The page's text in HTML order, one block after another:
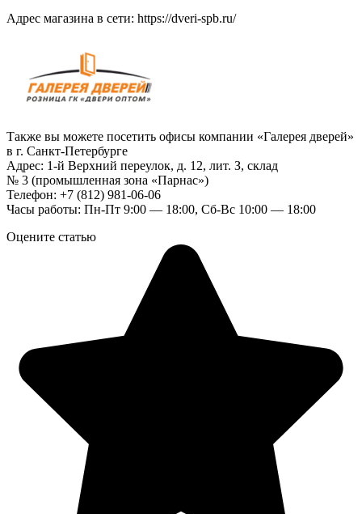
Адрес магазина в сети: https://dveri-spb.ru/
Также вы можете посетить офисы компании «Галерея дверей»
в г. Санкт-Петербурге
Адрес: 1-й Верхний переулок, д. 12, лит. З, склад
№ 3 (промышленная зона «Парнас»)
Телефон: +7 (812) 981-06-06
Часы работы: Пн-Пт 9:00 — 18:00, Сб-Вс 10:00 — 18:00
Оцените статью